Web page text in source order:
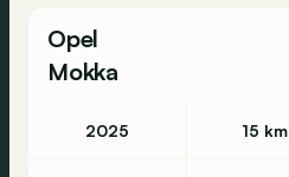
Alarm
Bandenspanning monitor
Opel
Mokka
2025 15 km